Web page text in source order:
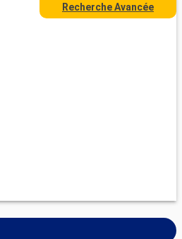
Recherche Avancée